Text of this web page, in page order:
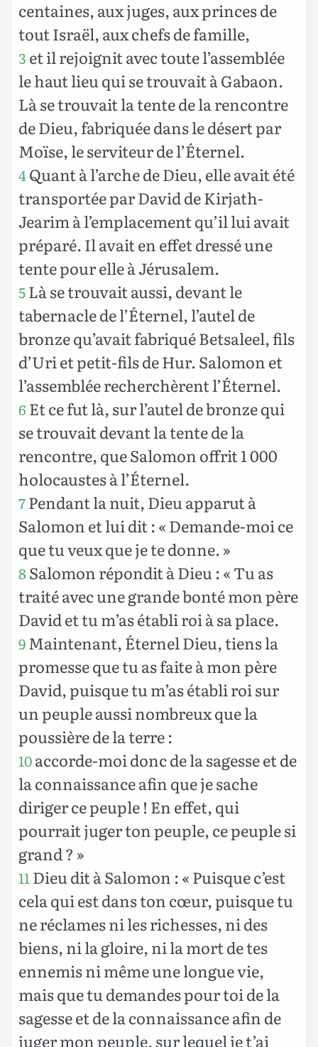
centaines, aux juges, aux princes de
tout Israël, aux chefs de famille,
3 et il rejoignit avec toute l’assemblée
le haut lieu qui se trouvait à Gabaon.
Là se trouvait la tente de la rencontre
de Dieu, fabriquée dans le désert par
Moïse, le serviteur de l’Éternel.
4Quant à l’arche de Dieu, elle avait été
transportée par David de Kirjath-
Jearim à l’emplacement qu’il lui avait
préparé. Il avait en effet dressé une
tente pour elle à Jérusalem.
5Là se trouvait aussi, devant le
tabernacle de l’Éternel, l’autel de
bronze qu’avait fabriqué Betsaleel, fils
d’Uri et petit-fils de Hur. Salomon et
l’assemblée recherchèrent l’Éternel.
6 Et ce fut là, sur l’autel de bronze qui
se trouvait devant la tente de la
rencontre, que Salomon offrit 1 000
holocaustes à l’Éternel.
7Pendant la nuit, Dieu apparut à
Salomon et lui dit : « Demande-moi ce
que tu veux que je te donne. »
8Salomon répondit à Dieu : « Tu as
traité avec une grande bonté mon père
David et tu m’as établi roi à sa place.
9Maintenant, Éternel Dieu, tiens la
promesse que tu as faite à mon père
David, puisque tu m’as établi roi sur
un peuple aussi nombreux que la
poussière de la terre :
10accorde-moi donc de la sagesse et de
la connaissance afin que je sache
diriger ce peuple ! En effet, qui
pourrait juger ton peuple, ce peuple si
grand ? »
11Dieu dit à Salomon : « Puisque c’est
cela qui est dans ton cœur, puisque tu
ne réclames ni les richesses, ni des
biens, ni la gloire, ni la mort de tes
ennemis ni même une longue vie,
mais que tu demandes pour toi de la
sagesse et de la connaissance afin de
juger mon peuple, sur lequel je t’ai